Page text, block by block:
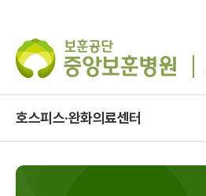
호스피스·완화의료센터